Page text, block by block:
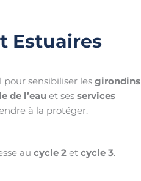
Estuaires
sensibiliser les girondins
de l’eauet ses services
à la protéger.
au cycle 2et cycle 3.